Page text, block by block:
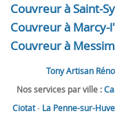
Couvreur à Saint-
Couvreur à Marcy-
Couvreur à
Tony Artisan
Nos services par ville :
Ciotat- La Penne-sur-